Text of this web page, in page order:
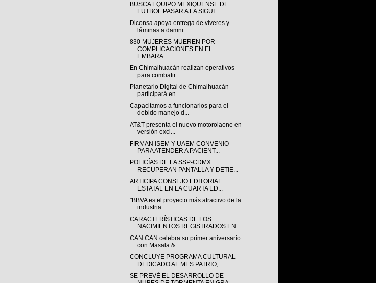
BUSCA EQUIPO MEXIQUENSE DE
FUTBOL PASAR A LA SIGUI...
Diconsa apoya entrega de víveres y
láminas a damni...
830 MUJERES MUEREN POR
COMPLICACIONES EN EL
EMBARA...
En Chimalhuacán realizan operativos
para combatir ...
Planetario Digital de Chimalhuacán
participará en ...
Capacitamos a funcionarios para el
debido manejo d...
AT&T presenta el nuevo motorolaone en
versión excl...
FIRMAN ISEM Y UAEM CONVENIO
PARA ATENDER A PACIENT...
POLICÍAS DE LA SSP-CDMX
RECUPERAN PANTALLA Y DETIE...
ARTICIPA CONSEJO EDITORIAL
ESTATAL EN LA CUARTA ED...
"BBVA es el proyecto más atractivo de la
industria...
CARACTERÍSTICAS DE LOS
NACIMIENTOS REGISTRADOS EN ...
CAN CAN celebra su primer aniversario
con Masala &...
CONCLUYE PROGRAMA CULTURAL
DEDICADO AL MES PATRIO,...
SE PREVÉ EL DESARROLLO DE